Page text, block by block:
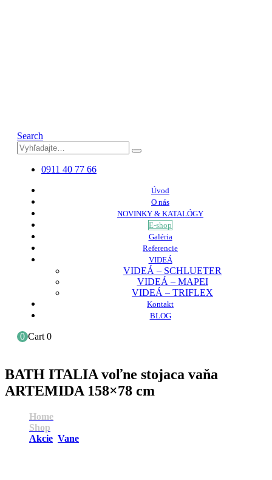
Search
0911 40 77 66
Úvod
O nás
NOVINKY & KATALÓGY
E-shop
Galéria
Referencie
VIDEÁ
VIDEÁ – SCHLUETER
VIDEÁ – MAPEI
VIDEÁ – TRIFLEX
Kontakt
BLOG
0 Cart 0
BATH ITALIA voľne stojaca vaňa
ARTEMIDA 158×78 cm
Home
Shop
Akcie Vane